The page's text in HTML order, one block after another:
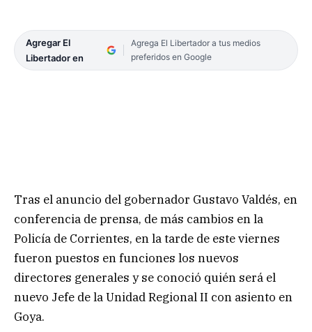
Agregar El
Libertador en
Agrega El Libertador a tus medios
preferidos en Google
Tras el anuncio del gobernador Gustavo Valdés, en
conferencia de prensa, de más cambios en la
Policía de Corrientes, en la tarde de este viernes
fueron puestos en funciones los nuevos
directores generales y se conoció quién será el
nuevo Jefe de la Unidad Regional II con asiento en
Goya.